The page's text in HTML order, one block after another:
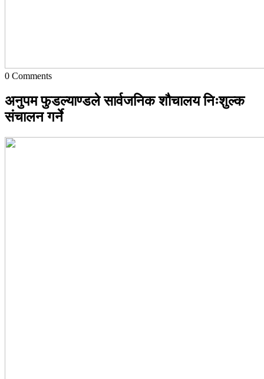
0 Comments
अनुपम फुडल्याण्डले सार्वजनिक शौचालय निःशुल्क
संचालन गर्ने